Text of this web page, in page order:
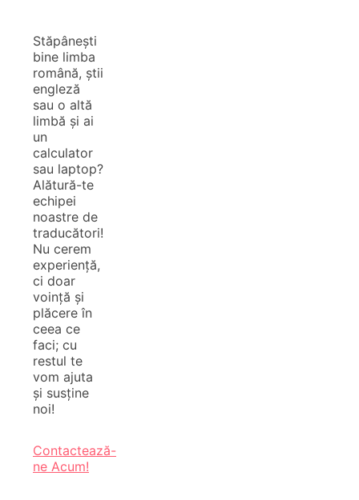
Stăpânești
bine limba
română, știi
engleză
sau o altă
limbă și ai
un
calculator
sau laptop?
Alătură-te
echipei
noastre de
traducători!
Nu cerem
experiență,
ci doar
voință și
plăcere în
ceea ce
faci; cu
restul te
vom ajuta
și susține
noi!
Contactează-
ne Acum!